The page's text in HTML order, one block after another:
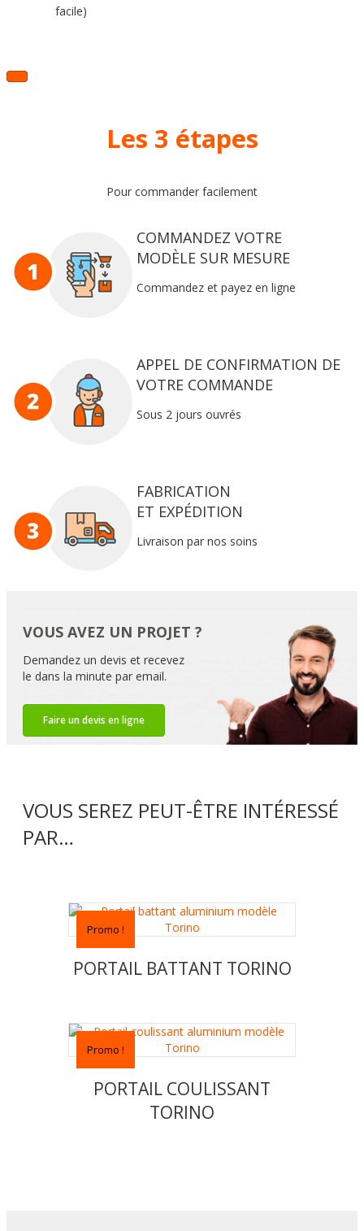
facile)
Les 3 étapes
Pour commander facilement
COMMANDEZ VOTRE
MODÈLE SUR MESURE
Commandez et payez en ligne
APPEL DE CONFIRMATION DE
VOTRE COMMANDE
Sous 2 jours ouvrés
FABRICATION
ET EXPÉDITION
Livraison par nos soins
VOUS AVEZ UN PROJET ?
Demandez un devis et recevez
le dans la minute par email.
Faire un devis en ligne
VOUS SEREZ PEUT-ÊTRE INTÉRESSÉ
PAR…
Promo !
PORTAIL BATTANT TORINO
Promo !
PORTAIL COULISSANT
TORINO